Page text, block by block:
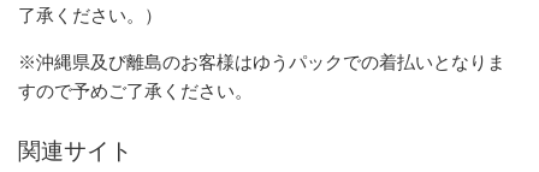
了承ください。）
※沖縄県及び離島のお客様はゆうパックでの着払いとなりま
すので予めご了承ください。
関連サイト